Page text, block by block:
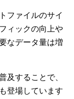
ファイルのサイ
ィックの向上や
なデータ量は増
及することで、
登場しています